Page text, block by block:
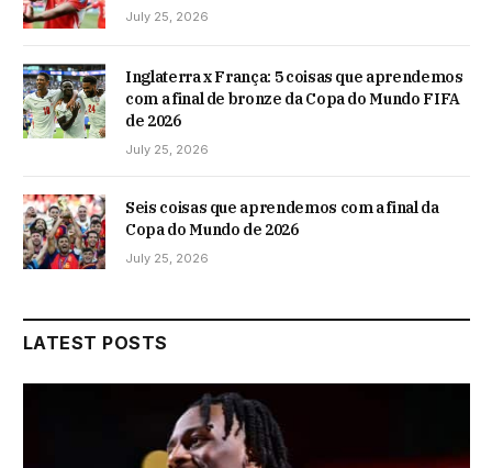
July 25, 2026
Inglaterra x França: 5 coisas que aprendemos
com a final de bronze da Copa do Mundo FIFA
de 2026
July 25, 2026
Seis coisas que aprendemos com a final da
Copa do Mundo de 2026
July 25, 2026
LATEST POSTS